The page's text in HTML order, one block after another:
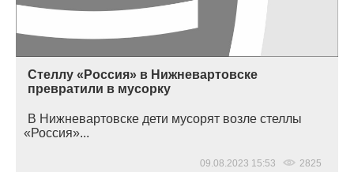
Стеллу «Россия» в Нижневартовске
превратили в мусорку
В Нижневартовске дети мусорят возле стеллы
«Россия»...
09.08.2023 15:53 2825